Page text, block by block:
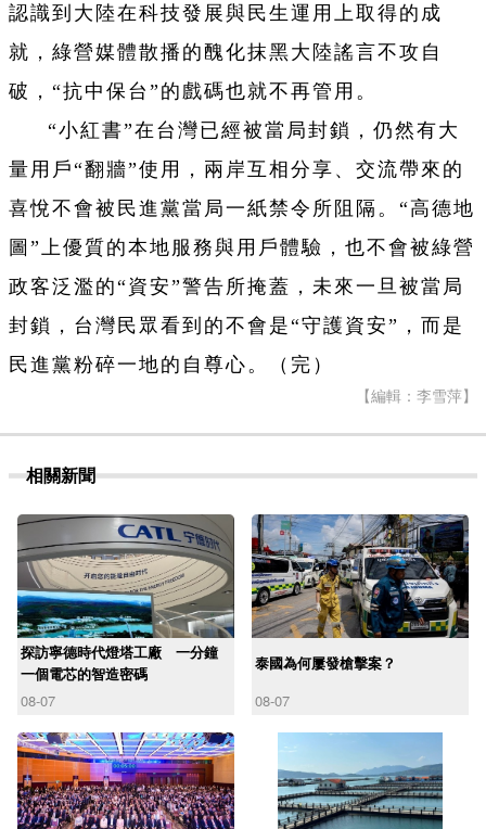
認識到大陸在科技發展與民生運用上取得的成
就，綠營媒體散播的醜化抹黑大陸謠言不攻自
破，“抗中保台”的戲碼也就不再管用。
“小紅書”在台灣已經被當局封鎖，仍然有大
量用戶“翻牆”使用，兩岸互相分享、交流帶來的
喜悅不會被民進黨當局一紙禁令所阻隔。“高德地
圖”上優質的本地服務與用戶體驗，也不會被綠營
政客泛濫的“資安”警告所掩蓋，未來一旦被當局
封鎖，台灣民眾看到的不會是“守護資安”，而是
民進黨粉碎一地的自尊心。（完）
【編輯：李雪萍】
相關新聞
探訪寧德時代燈塔工廠 一分鐘
一個電芯的智造密碼
08-07
泰國為何屢發槍擊案？
08-07